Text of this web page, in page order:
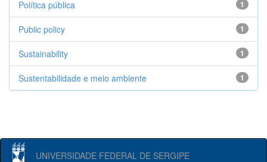
1
Política pública
1
Public policy
1
Sustainability
1
Sustentabilidade e meio ambiente
UNIVERSIDADE FEDERAL DE SERGIPE